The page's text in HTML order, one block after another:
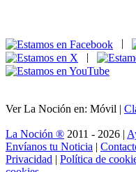
|
Ver La Noción en: Móvil |
La Noción ® 2011 - 2026 |
Envíanos tu Noticia |
Privacidad | Política de